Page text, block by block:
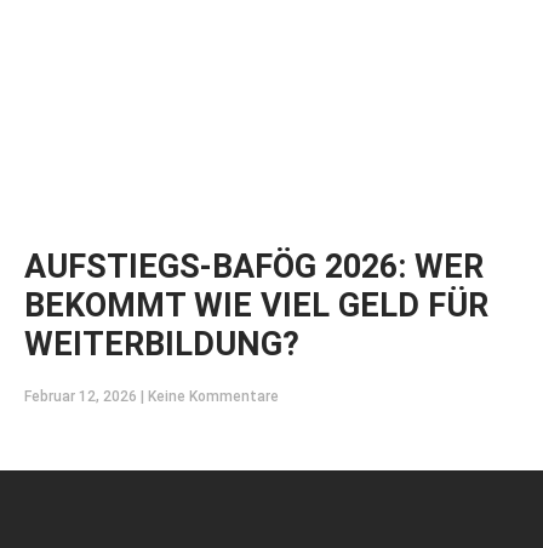
AUFSTIEGS-BAFÖG 2026: WER
BEKOMMT WIE VIEL GELD FÜR
WEITERBILDUNG?
Februar 12, 2026 Keine Kommentare